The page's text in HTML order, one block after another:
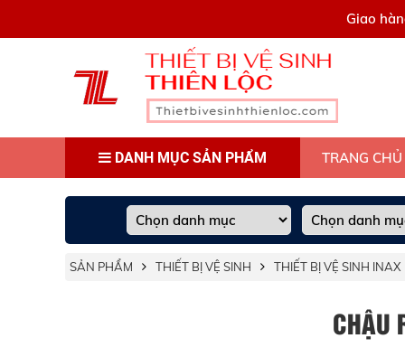
Giao
DANH MỤC SẢN PHẨM TRANG CHỦ
SẢN PHẨM THIẾT BỊ VỆ SINH THIẾT BỊ VỆ SINH INAX
CHẬU